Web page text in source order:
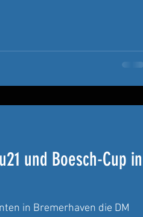
und Boesch-Cup in
in Bremerhaven die DM